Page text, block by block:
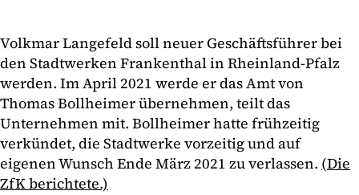
Volkmar Langefeld soll neuer Geschäftsführer bei
den Stadtwerken Frankenthal in Rheinland-Pfalz
werden. Im April 2021 werde er das Amt von
Thomas Bollheimer übernehmen, teilt das
Unternehmen mit. Bollheimer hatte frühzeitig
verkündet, die Stadtwerke vorzeitig und auf
eigenen Wunsch Ende März 2021 zu verlassen. (Die
ZfK berichtete.)